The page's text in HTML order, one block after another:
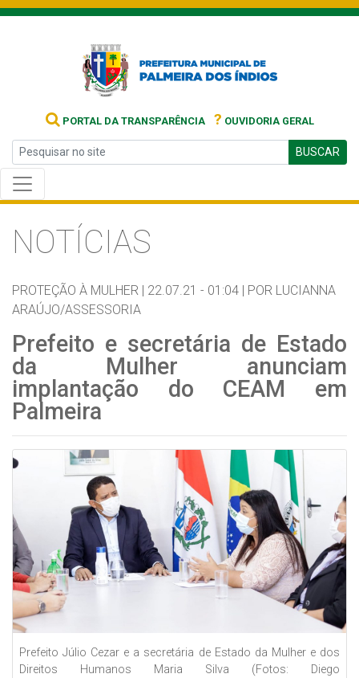
PORTAL DA TRANSPARÊNCIA ? OUVIDORIA GERAL
BUSCAR
NOTÍCIAS
PROTEÇÃO À MULHER | 22.07.21 - 01:04 | POR LUCIANNA
ARAÚJO/ASSESSORIA
Prefeito e secretária de Estado
da Mulher anunciam
implantação do CEAM em
Palmeira
Prefeito Júlio Cezar e a secretária de Estado da Mulher e dos
Direitos Humanos Maria Silva (Fotos: Diego